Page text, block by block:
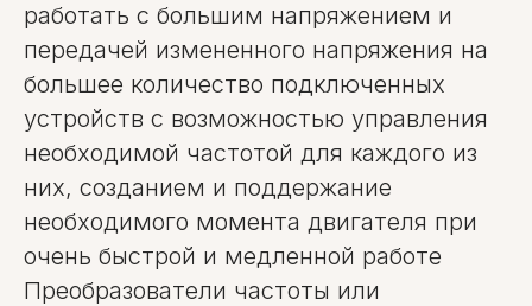
работать с большим напряжением и
передачей измененного напряжения на
большее количество подключенных
устройств с возможностью управления
необходимой частотой для каждого из
них, созданием и поддержание
необходимого момента двигателя при
очень быстрой и медленной работе
Преобразователи частоты или